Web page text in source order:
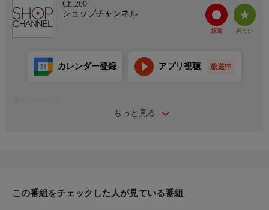
Ch.200
ショップチャンネル
もっと見る
カレンダー登録 アプリ視聴 放送中
＊ライブ放送につき、番組および商品内容に変更が生じる場合も
この番組をチェックした人が見ている番組